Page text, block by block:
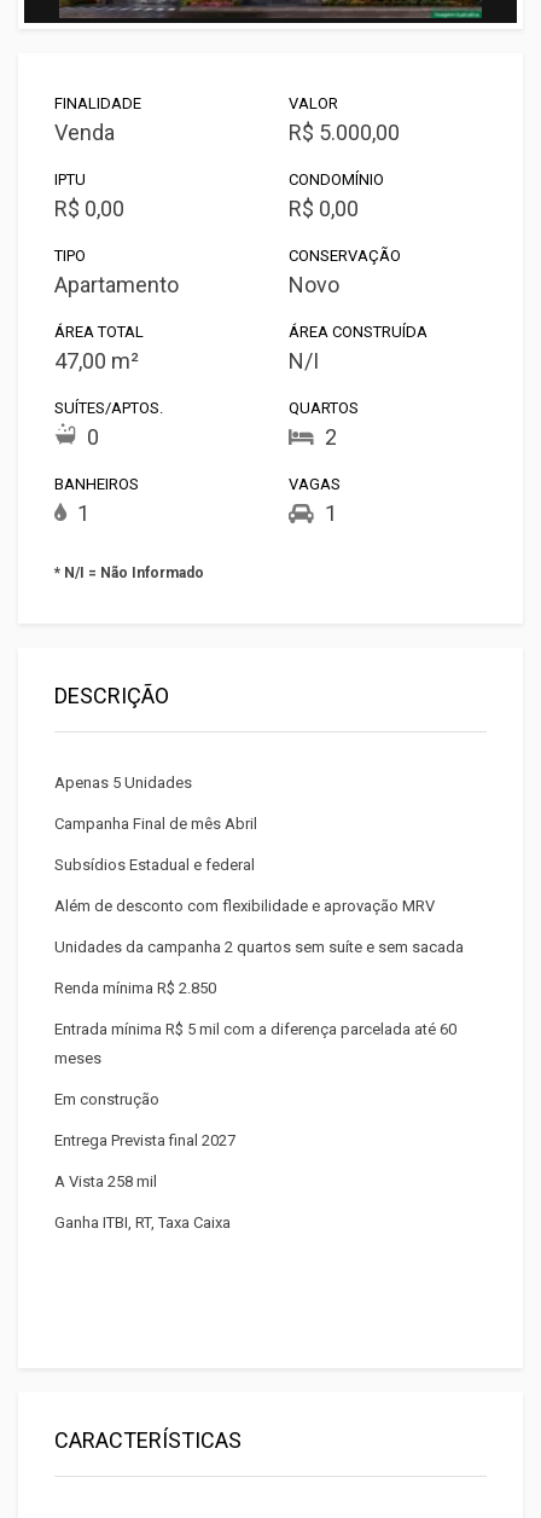
FINALIDADE
Venda
VALOR
R$ 5.000,00
IPTU
R$ 0,00
CONDOMÍNIO
R$ 0,00
TIPO
Apartamento
CONSERVAÇÃO
Novo
ÁREA TOTAL
47,00 m²
ÁREA CONSTRUÍDA
N/I
SUÍTES/APTOS.
0
QUARTOS
2
BANHEIROS
1
VAGAS
1
* N/I = Não Informado
DESCRIÇÃO
Apenas 5 Unidades
Campanha Final de mês Abril
Subsídios Estadual e federal
Além de desconto com flexibilidade e aprovação MRV
Unidades da campanha 2 quartos sem suíte e sem sacada
Renda mínima R$ 2.850
Entrada mínima R$ 5 mil com a diferença parcelada até 60
meses
Em construção
Entrega Prevista final 2027
A Vista 258 mil
Ganha ITBI, RT, Taxa Caixa
CARACTERÍSTICAS